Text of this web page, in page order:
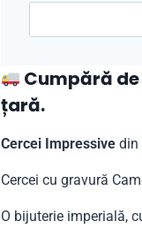
Cumpără
țară.
Cercei Impressivedin
Cercei cu gravură
O bijuterie imperială,